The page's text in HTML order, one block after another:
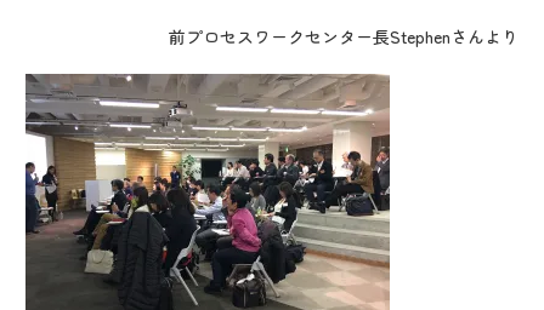
前プロセスワークセンター長Stephenさんより